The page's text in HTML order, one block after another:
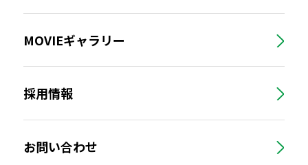
MOVIEギャラリー
採用情報
お問い合わせ